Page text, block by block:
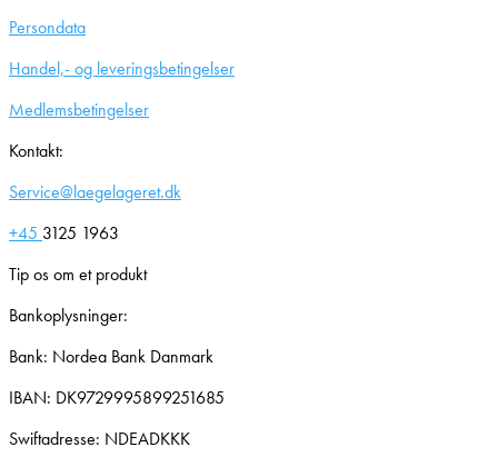
Persondata
Handel,- og leveringsbetingelser
Medlemsbetingelser
Kontakt:
Service@laegelageret.dk
+45 3125 1963
Tip os om et produkt
Bankoplysninger:
Bank: Nordea Bank Danmark
IBAN: DK9729995899251685
Swiftadresse: NDEADKKK